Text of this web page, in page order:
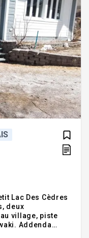
Lac Des Cèdres
village, piste
Addenda